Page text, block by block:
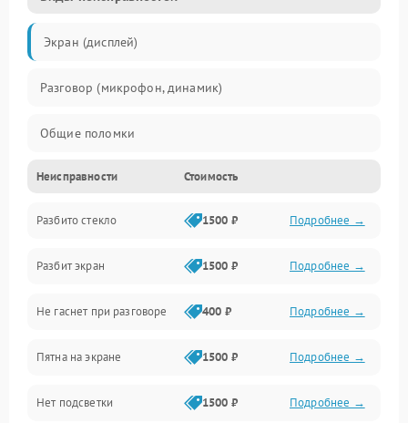
Экран (дисплей)
Разговор (микрофон, динамик)
Общие поломки
Проблемы связи
Камеры
Проблемы с дисплеем и сенсором
Зарядка
Проблемы с питанием, зарядкой и аккумулятором
Проблемы с работой системы, корпусом и другие
Неисправности Стоимость
Разбито стекло 1500 ₽ Подробнее →
Разбит экран 1500 ₽ Подробнее →
Не гаснет при разговоре 400 ₽ Подробнее →
Пятна на экране 1500 ₽ Подробнее →
Нет подсветки 1500 ₽ Подробнее →